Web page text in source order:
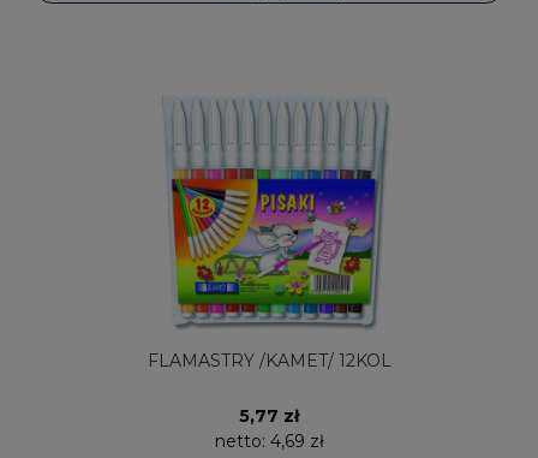
FLAMASTRY /KAMET/ 12KOL
5,77 zł
netto: 4,69 zł